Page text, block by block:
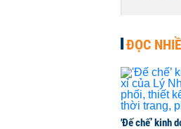
đồng
KINH
Con
ĐỌC
'Đế chế’ kinh